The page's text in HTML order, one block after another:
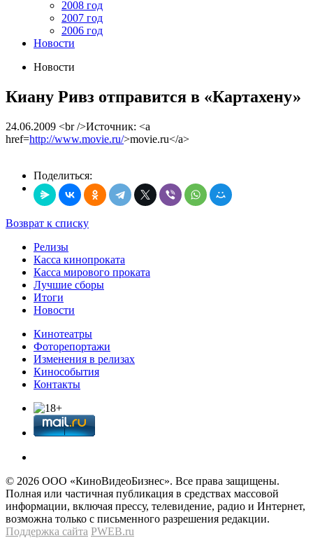
2008 год
2007 год
2006 год
Новости
Новости
Киану Ривз отправится в «Картахену»
24.06.2009 <br />Источник: <a
href=http://www.movie.ru/>movie.ru</a>
Поделиться:
Возврат к списку
Релизы
Касса кинопроката
Касса мирового проката
Лучшие сборы
Итоги
Новости
Кинотеатры
Фоторепортажи
Изменения в релизах
Кинособытия
Контакты
© 2026 OOО «КиноВидеоБизнес». Все права защищены.
Полная или частичная публикация в средствах массовой
информации, включая прессу, телевидение, радио и Интернет,
возможна только с письменного разрешения редакции.
Поддержка сайта PWEB.ru